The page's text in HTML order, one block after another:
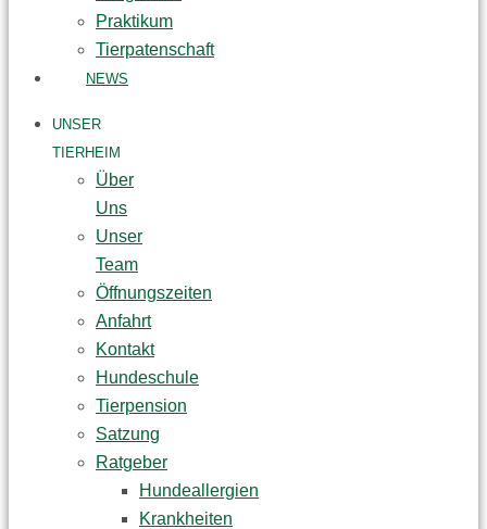
Praktikum
Tierpatenschaft
NEWS
UNSER
TIERHEIM
Über
Uns
Unser
Team
Öffnungszeiten
Anfahrt
Kontakt
Hundeschule
Tierpension
Satzung
Ratgeber
Hundeallergien
Krankheiten